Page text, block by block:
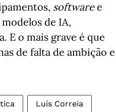
softwaree
de IA,
E o mais grave é que
de falta de ambição e
Luís Correia